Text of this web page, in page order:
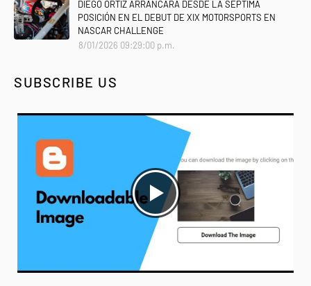
DIEGO ORTIZ ARRANCARÁ DESDE LA SÉPTIMA
POSICIÓN EN EL DEBUT DE XIX MOTORSPORTS EN
NASCAR CHALLENGE
8/01/2026 09:29:00 p.m.
SUBSCRIBE US